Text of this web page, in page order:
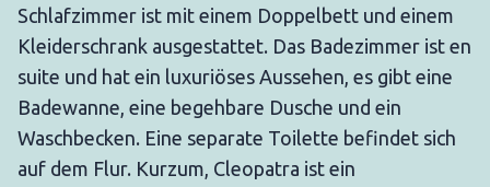
Schlafzimmer ist mit einem Doppelbett und einem
Kleiderschrank ausgestattet. Das Badezimmer ist en
suite und hat ein luxuriöses Aussehen, es gibt eine
Badewanne, eine begehbare Dusche und ein
Waschbecken. Eine separate Toilette befindet sich
auf dem Flur. Kurzum, Cleopatra ist ein